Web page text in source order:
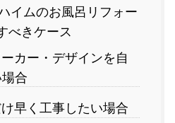
イムのお風呂リフォー
べきケース
カー・デザインを自
合
早く工事したい場合